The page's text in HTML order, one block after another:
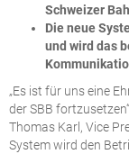
Schweizer
Die neue
und wird das
„Es ist für uns eine
der SBB
Thomas Karl, Vice
System wird den